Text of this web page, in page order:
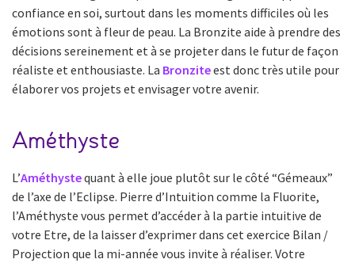
confiance en soi, surtout dans les moments difficiles où les
émotions sont à fleur de peau. La Bronzite aide à prendre des
décisions sereinement et à se projeter dans le futur de façon
réaliste et enthousiaste. La Bronziteest donc très utile pour
élaborer vos projets et envisager votre avenir.
Améthyste
L’Améthystequant à elle joue plutôt sur le côté “Gémeaux”
de l’axe de l’Eclipse. Pierre d’Intuition comme la Fluorite,
l’Améthyste vous permet d’accéder à la partie intuitive de
votre Etre, de la laisser d’exprimer dans cet exercice Bilan /
Projection que la mi-année vous invite à réaliser. Votre